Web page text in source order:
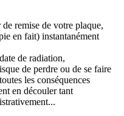
remise de votre plaque,
en fait) instantanément
de radiation,
de perdre ou de se faire
les conséquences
en découler tant